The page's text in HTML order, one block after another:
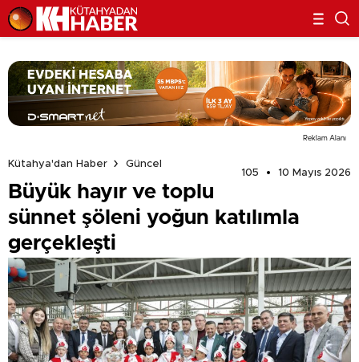
Reklam Alanı
Kütahya'dan Haber
Güncel
105
10 Mayıs 2026
Büyük hayır ve toplu
sünnet şöleni yoğun katılımla
gerçekleşti